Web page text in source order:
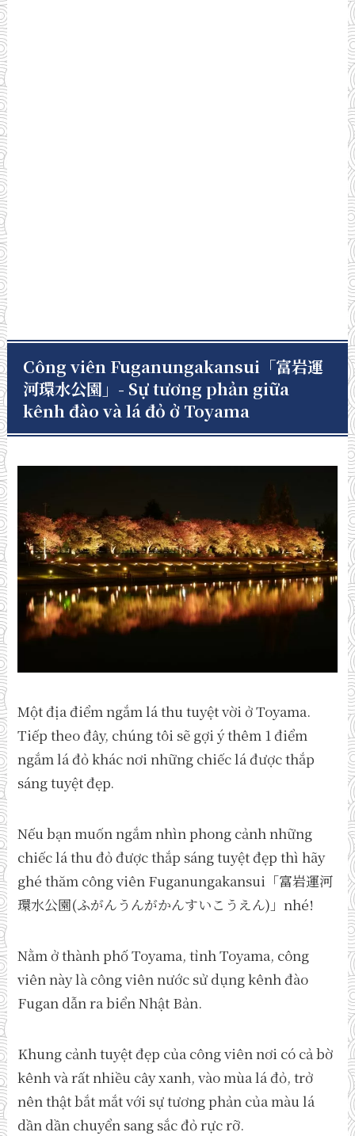
Công viên Fuganungakansui「富岩運
河環水公園」- Sự tương phản giữa
kênh đào và lá đỏ ở Toyama
Một địa điểm ngắm lá thu tuyệt vời ở Toyama.
Tiếp theo đây, chúng tôi sẽ gợi ý thêm 1 điểm
ngắm lá đỏ khác nơi những chiếc lá được thắp
sáng tuyệt đẹp.
Nếu bạn muốn ngắm nhìn phong cảnh những
chiếc lá thu đỏ được thắp sáng tuyệt đẹp thì hãy
ghé thăm công viên Fuganungakansui「富岩運河
環水公園(ふがんうんがかんすいこうえん)」nhé!
Nằm ở thành phố Toyama, tỉnh Toyama, công
viên này là công viên nước sử dụng kênh đào
Fugan dẫn ra biển Nhật Bản.
Khung cảnh tuyệt đẹp của công viên nơi có cả bờ
kênh và rất nhiều cây xanh, vào mùa lá đỏ, trở
nên thật bắt mắt với sự tương phản của màu lá
dần dần chuyển sang sắc đỏ rực rỡ.